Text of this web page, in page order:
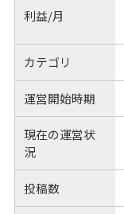
利益/月
カテゴリ
運営開始時期
現在の運営状
況
投稿数